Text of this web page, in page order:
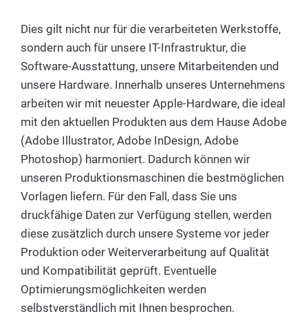
Dies gilt nicht nur für die verarbeiteten Werkstoffe,
sondern auch für unsere IT-Infrastruktur, die
Software-Ausstattung, unsere Mitarbeitenden und
unsere Hardware. Innerhalb unseres Unternehmens
arbeiten wir mit neuester Apple-Hardware, die ideal
mit den aktuellen Produkten aus dem Hause Adobe
(Adobe Illustrator, Adobe InDesign, Adobe
Photoshop) harmoniert. Dadurch können wir
unseren Produktionsmaschinen die bestmöglichen
Vorlagen liefern. Für den Fall, dass Sie uns
druckfähige Daten zur Verfügung stellen, werden
diese zusätzlich durch unsere Systeme vor jeder
Produktion oder Weiterverarbeitung auf Qualität
und Kompatibilität geprüft. Eventuelle
Optimierungsmöglichkeiten werden
selbstverständlich mit Ihnen besprochen.